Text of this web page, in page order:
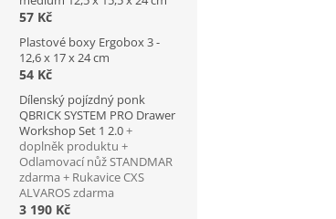
57 Kč
Plastové boxy Ergobox 3 -
12,6 x 17 x 24 cm
54 Kč
Dílenský pojízdný ponk
QBRICK SYSTEM PRO Drawer
Workshop Set 1 2.0+
doplněk produktu +
Odlamovací nůž STANDMAR
zdarma + Rukavice CXS
ALVAROS zdarma
3 190 Kč